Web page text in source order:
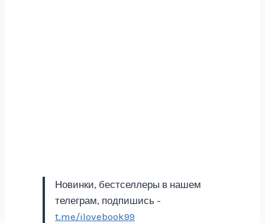
Новинки, бестселлеры в нашем
телеграм, подпишись -
t.me/ilovebook99